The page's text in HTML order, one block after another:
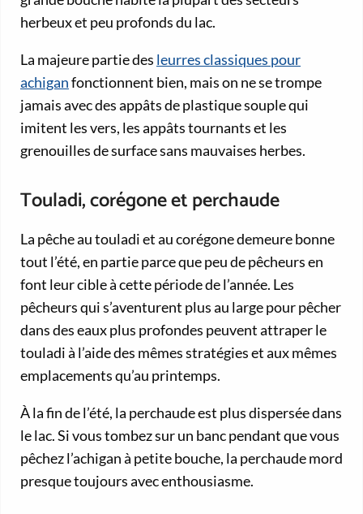
herbeux et peu profonds du lac.
La majeure partie des leurres classiques pour
achiganfonctionnent bien, mais on ne se trompe
jamais avec des appâts de plastique souple qui
imitent les vers, les appâts tournants et les
grenouilles de surface sans mauvaises herbes.
Touladi, corégone et perchaude
La pêche au touladi et au corégone demeure bonne
tout l’été, en partie parce que peu de pêcheurs en
font leur cible à cette période de l’année. Les
pêcheurs qui s’aventurent plus au large pour pêcher
dans des eaux plus profondes peuvent attraper le
touladi à l’aide des mêmes stratégies et aux mêmes
emplacements qu’au printemps.
À la fin de l’été, la perchaude est plus dispersée dans
le lac. Si vous tombez sur un banc pendant que vous
pêchez l’achigan à petite bouche, la perchaude mord
presque toujours avec enthousiasme.